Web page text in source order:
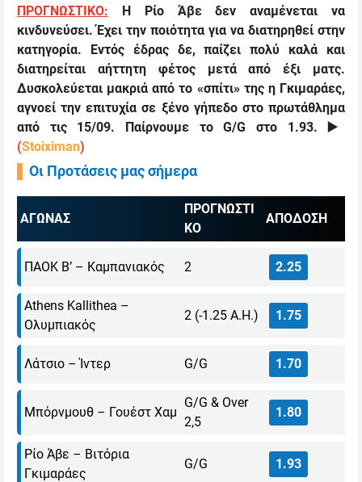
ΠΡΟΓΝΩΣΤΙΚΟ:
Η Ρίο Άβε δεν αναμένεται να
κινδυνεύσει. Έχει την ποιότητα για να διατηρηθεί στην
κατηγορία. Εντός έδρας δε, παίζει πολύ καλά και
διατηρείται αήττητη φέτος μετά από έξι ματς.
Δυσκολεύεται μακριά από το «σπίτι» της η Γκιμαράες,
αγνοεί την επιτυχία σε ξένο γήπεδο στο πρωτάθλημα
από τις 15/09. Παίρνουμε τοG/G στο 1.93. ▶️
(Stoiximan)
Οι Προτάσεις μας σήμερα
ΑΓΩΝΑΣ
ΠΡΟΓΝΩΣΤΙ
ΚΟ
ΑΠΟΔΟΣΗ
ΠΑΟΚ Β’ – Καμπανιακός 2 2.25
Athens Kallithea –
Ολυμπιακός
2 (-1.25 Α.Η.) 1.75
Λάτσιο – Ίντερ G/G 1.70
Μπόρνμουθ – Γουέστ Χαμ
G/G & Over
2,5
1.80
Ρίο Άβε – Βιτόρια
Γκιμαράες
G/G 1.93